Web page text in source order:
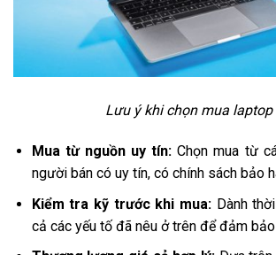
Lưu ý khi chọn mua laptop
Mua từ nguồn uy tín: Chọn mua từ
người bán có uy tín, có chính sách bảo
Kiểm tra kỹ trước khi mua: Dành
cả các yếu tố đã nêu ở trên để đảm